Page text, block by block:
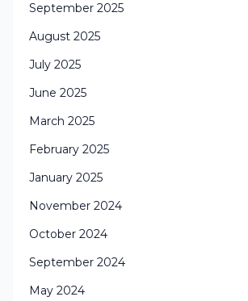
September 2025
August 2025
July 2025
June 2025
March 2025
February 2025
January 2025
November 2024
October 2024
September 2024
May 2024